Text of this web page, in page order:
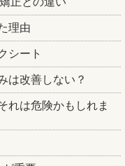
理由
シート
は改善しない？
れは危険かもしれま